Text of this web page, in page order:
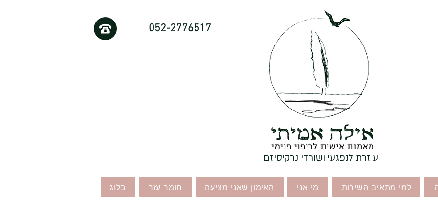
052-2776517
עוזרת לנפגעי ושורדי נרקיסיזם
למי מתאים השירות מי אני האימון שאני מציעה חומר עזר בלוג